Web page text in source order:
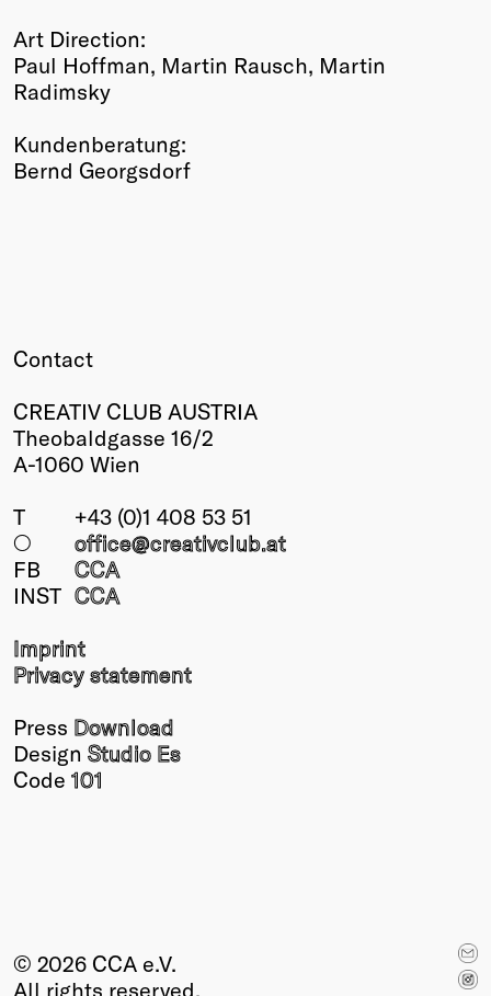
Art Direction:
Paul Hoffman, Martin Rausch, Martin
Radimsky
Kundenberatung:
Bernd Georgsdorf
Contact
CREATIV CLUB AUSTRIA
Theobaldgasse 16/2
A-1060 Wien
T
+43 (0)1 408 53 51
○
office@creativclub.at
FB
CCA
INST CCA
Imprint
Privacy statement
Press Download
Design Studio Es
Code 101
© 2026 CCA e.V.
All rights reserved.